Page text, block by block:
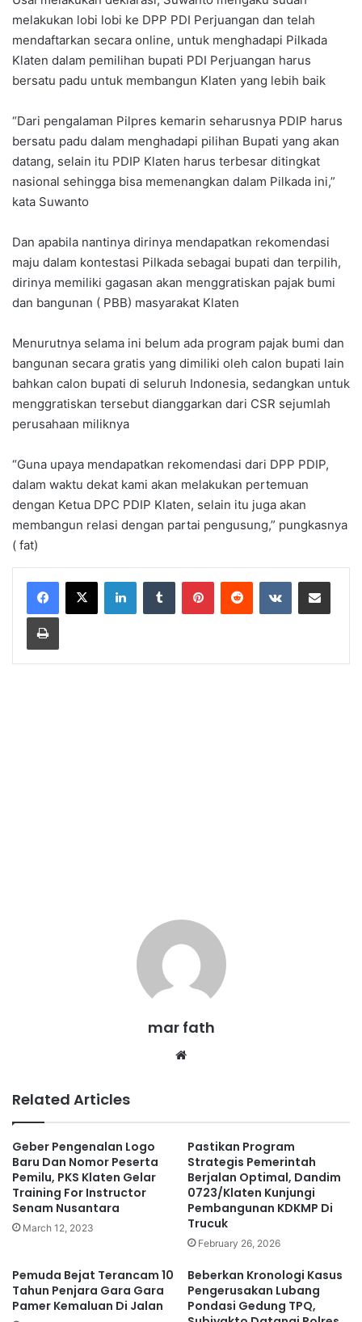
melakukan lobi lobi ke DPP PDI Perjuangan dan telah
mendaftarkan secara online, untuk menghadapi Pilkada
Klaten dalam pemilihan bupati PDI Perjuangan harus
bersatu padu untuk membangun Klaten yang lebih baik
“Dari pengalaman Pilpres kemarin seharusnya PDIP harus
bersatu padu dalam menghadapi pilihan Bupati yang akan
datang, selain itu PDIP Klaten harus terbesar ditingkat
nasional sehingga bisa memenangkan dalam Pilkada ini,”
kata Suwanto
Dan apabila nantinya dirinya mendapatkan rekomendasi
maju dalam kontestasi Pilkada sebagai bupati dan terpilih,
dirinya memiliki gagasan akan menggratiskan pajak bumi
dan bangunan ( PBB) masyarakat Klaten
Menurutnya selama ini belum ada program pajak bumi dan
bangunan secara gratis yang dimiliki oleh calon bupati lain
bahkan calon bupati di seluruh Indonesia, sedangkan untuk
menggratiskan tersebut dianggarkan dari CSR sejumlah
perusahaan miliknya
“Guna upaya mendapatkan rekomendasi dari DPP PDIP,
dalam waktu dekat kami akan melakukan pertemuan
dengan Ketua DPC PDIP Klaten, selain itu juga akan
membangun relasi dengan partai pengusung,” pungkasnya
( fat)
mar fath
Related Articles
Geber Pengenalan Logo
Baru Dan Nomor Peserta
Pemilu, PKS Klaten Gelar
Training For Instructor
Senam Nusantara
March 12, 2023
Pastikan Program
Strategis Pemerintah
Berjalan Optimal, Dandim
0723/Klaten Kunjungi
Pembangunan KDKMP Di
Trucuk
February 26, 2026
Pemuda Bejat Terancam 10
Tahun Penjara Gara Gara
Pamer Kemaluan Di Jalan
Beberkan Kronologi Kasus
Pengerusakan Lubang
Pondasi Gedung TPQ,